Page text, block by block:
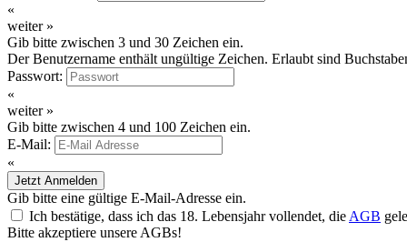
«
weiter »
Gib bitte zwischen 3 und 30 Zeichen ein.
Der Benutzername enthält ungültige Zeichen. Erlaubt sind
Passwort:
«
weiter »
Gib bitte zwischen 4 und 100 Zeichen ein.
E-Mail:
«
Jetzt Anmelden
Gib bitte eine gültige E-Mail-Adresse ein.
Ich bestätige, dass ich das 18. Lebensjahr vollendet, die AGB
Bitte akzeptiere unsere AGBs!